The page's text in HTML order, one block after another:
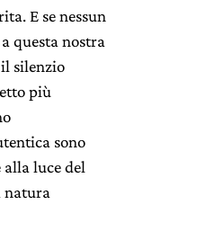
E se nessun
questa nostra
silenzio
più
sono
luce del
natura